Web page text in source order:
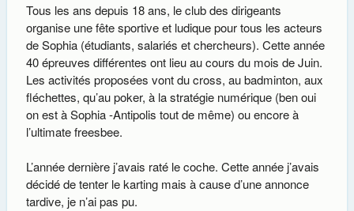
Tous les ans depuis 18 ans, le club des dirigeants
organise une fête sportive et ludique pour tous les acteurs
de Sophia (étudiants, salariés et chercheurs). Cette année
40 épreuves différentes ont lieu au cours du mois de Juin.
Les activités proposées vont du cross, au badminton, aux
fléchettes, qu’au poker, à la stratégie numérique (ben oui
on est à Sophia -Antipolis tout de même) ou encore à
l’ultimate freesbee.
L’année dernière j’avais raté le coche. Cette année j’avais
décidé de tenter le karting mais à cause d’une annonce
tardive, je n’ai pas pu.